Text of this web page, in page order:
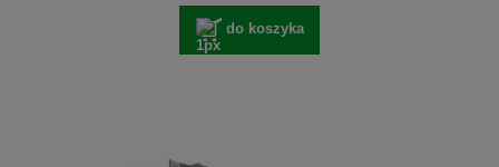
do koszyka